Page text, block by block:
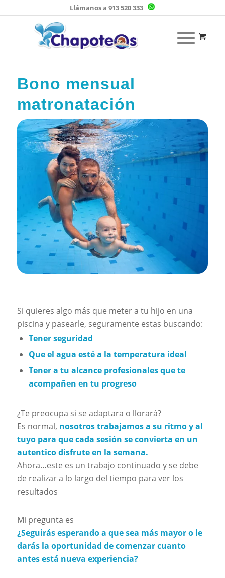
Llámanos a 913 520 333
Bono mensual
matronatación
Si quieres algo más que meter a tu hijo en una
piscina y pasearle, seguramente estas buscando:
Tener seguridad
Que el agua esté a la temperatura ideal
Tener a tu alcance profesionales que te
acompañen en tu progreso
¿Te preocupa si se adaptara o llorará?
Es normal, nosotros trabajamos a su ritmo y al
tuyo para que cada sesión se convierta en un
autentico disfrute en la semana.
Ahora…este es un trabajo continuado y se debe
de realizar a lo largo del tiempo para ver los
resultados
Mi pregunta es
¿Seguirás esperando a que sea más mayor o le
darás la oportunidad de comenzar cuanto
antes está nueva experiencia?